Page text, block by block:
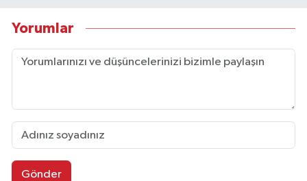
Yorumlar
Gönder